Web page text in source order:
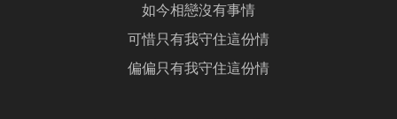
如今相戀沒有事情
可惜只有我守住這份情
偏偏只有我守住這份情